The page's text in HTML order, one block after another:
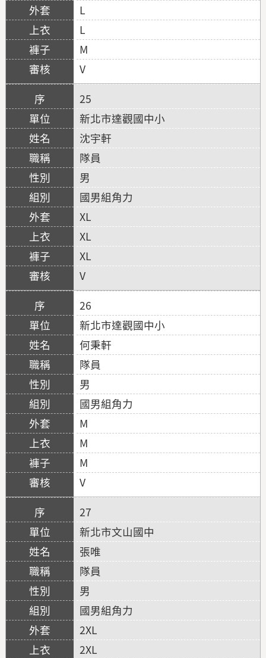
L
L
M
V
25
新北市達觀國中小
沈宇軒
隊員
男
國男組角力
XL
XL
XL
V
26
新北市達觀國中小
何秉軒
隊員
男
國男組角力
M
M
M
V
27
新北市文山國中
張唯
隊員
男
國男組角力
2XL
2XL